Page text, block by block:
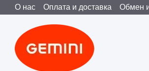
Перейти к основному контенту
О нас Оплата и доставка Обмен
Пользовательское соглашение